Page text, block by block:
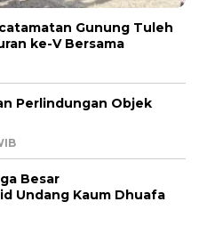
Gunung Tuleh
ke-V Bersama
Perlindungan Objek
Besar
Undang Kaum Dhuafa